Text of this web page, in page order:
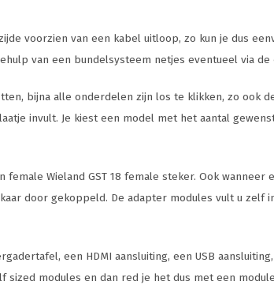
voorzien van een kabel uitloop, zo kun je dus
van een bundelsysteem netjes eventueel via
bijna alle onderdelen zijn los te klikken, zo ook
invult. Je kiest een model met het aantal
Wieland GST 18 female steker. Ook
door gekoppeld. De adapter modules vult u
een HDMI aansluiting, een USB
modules en dan red je het dus met een